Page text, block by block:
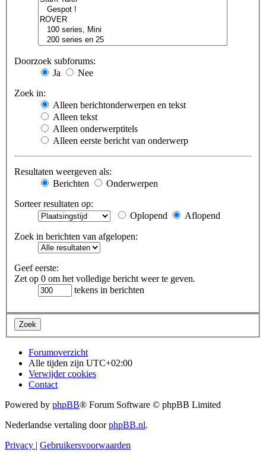
Doorzoek subforums:
Ja
Nee
Zoek in:
Alleen berichtonderwerpen en tekst
Alleen tekst
Alleen onderwerptitels
Alleen eerste bericht van onderwerp
Resultaten weergeven als:
Berichten
Onderwerpen
Sorteer resultaten op:
Oplopend
Aflopend
Zoek in berichten van afgelopen:
Geef eerste:
Zet op 0 om het volledige bericht weer te geven.
tekens in berichten
Forumoverzicht
Alle tijden zijn UTC+02:00
Verwijder cookies
Contact
Powered by phpBB® Forum Software © phpBB Limited
Nederlandse vertaling doorphpBB.nl.
Privacy | Gebruikersvoorwaarden